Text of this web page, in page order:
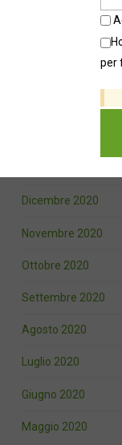
Dicembre 2020
Novembre 2020
Ottobre 2020
Settembre 2020
Agosto 2020
Luglio 2020
Giugno 2020
Maggio 2020
per